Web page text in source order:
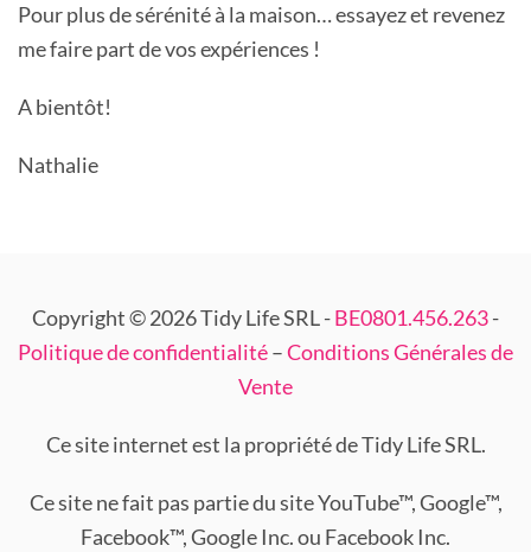
Pour plus de sérénité à la maison… essayez et revenez
me faire part de vos expériences !
A bientôt!
Nathalie
Copyright © 2026 Tidy Life SRL -BE0801.456.263-
Politique de confidentialité–Conditions Générales de
Vente
Ce site internet est la propriété de Tidy Life SRL.
Ce site ne fait pas partie du site YouTube™, Google™,
Facebook™, Google Inc. ou Facebook Inc.